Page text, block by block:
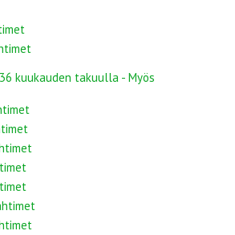
kuukauden takuulla - Myös